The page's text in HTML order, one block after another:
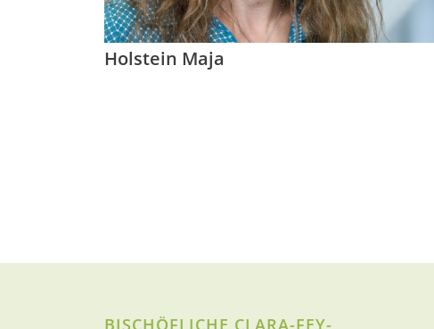
Holstein Maja
BISCHÖFLICHE CLARA-FEY-